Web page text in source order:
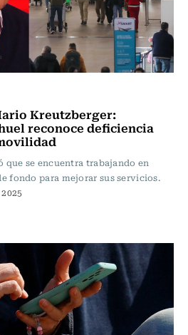
Kreutzberger:
reconoce deficiencia
que se encuentra trabajando en
fondo para mejorar sus servicios.